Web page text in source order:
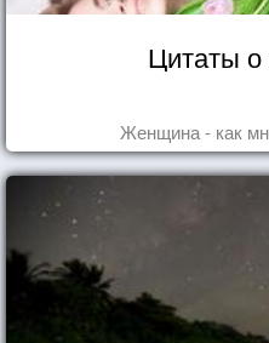
Цитаты
Женщина - как